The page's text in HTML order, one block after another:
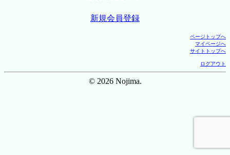
新規会員登録
ページトップへ
マイページへ
サイトトップへ
ログアウト
© 2026 Nojima.